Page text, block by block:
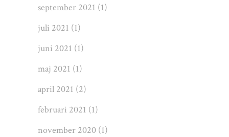
september 2021 (1)
juli 2021 (1)
juni 2021 (1)
maj 2021 (1)
april 2021 (2)
februari 2021 (1)
november 2020 (1)